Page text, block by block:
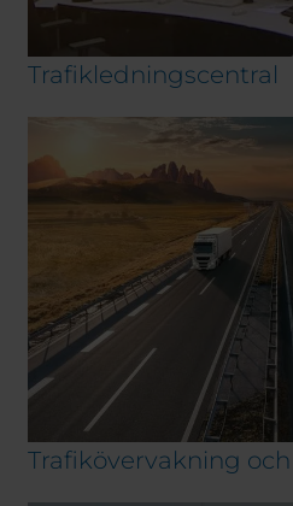
Trafikledningscentral
Trafikövervakning